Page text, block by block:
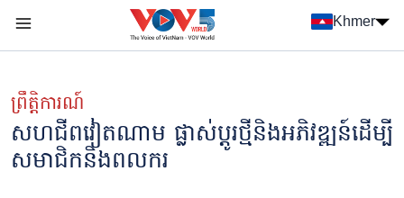
Nhảy đến nội dung
Khmer
ព្រឹត្តិការណ៍
សហជីពវៀតណាម ផ្លាស់ប្ដូរថ្មីនិងអភិវឌ្ឍន៍ដើម្បី
សមាជិកនិងពលករ